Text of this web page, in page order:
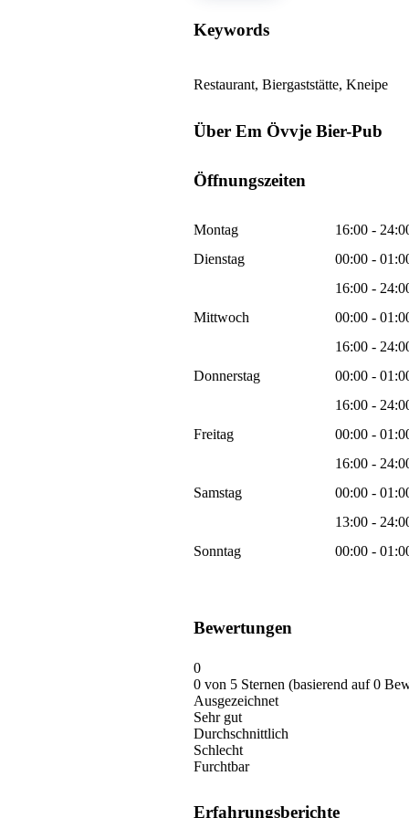
Keywords
Restaurant, Biergaststätte, Kneipe
Über Em Övvje Bier-Pub
Öffnungszeiten
Montag
16:00 -
Dienstag
00:00 -
16:00 -
Mittwoch
00:00 -
16:00 -
Donnerstag
00:00 -
16:00 -
Freitag
00:00 -
16:00 -
Samstag
00:00 -
13:00 -
Sonntag
00:00 -
Bewertungen
0
0 von 5 Sternen (basierend auf 0
Ausgezeichnet
Sehr gut
Durchschnittlich
Schlecht
Furchtbar
Erfahrungsberichte